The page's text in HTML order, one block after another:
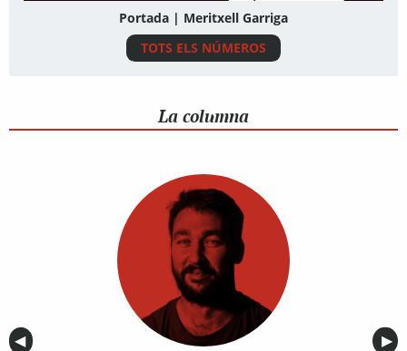
Portada | Meritxell Garriga
TOTS ELS NÚMEROS
La columna
Anterior
◀︎ ▶︎